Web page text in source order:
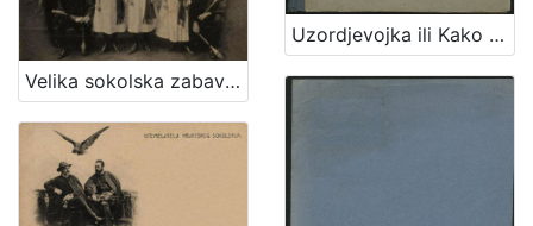
Velika sokolska zabava "Zagrebački zbor" : grupa sokolica i sokola
Uzordjevojka ili Kako da djevojka omili Bogu i ljudem / sastavio Josip Gall